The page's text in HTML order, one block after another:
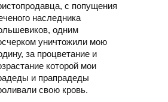
с попущения
наследника
одним
уничтожили мою
за процветание и
которой мои
и прапрадеды
свою кровь.